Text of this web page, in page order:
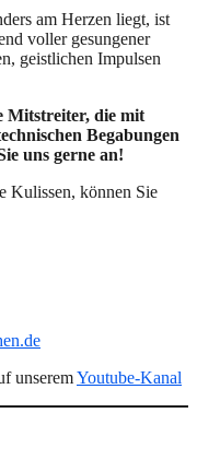
am Herzen liegt, ist
voller gesungener
geistlichen Impulsen
Mitstreiter, die mit
Begabungen
uns gerne an!
Kulissen, können Sie
unseremYoutube-Kanal